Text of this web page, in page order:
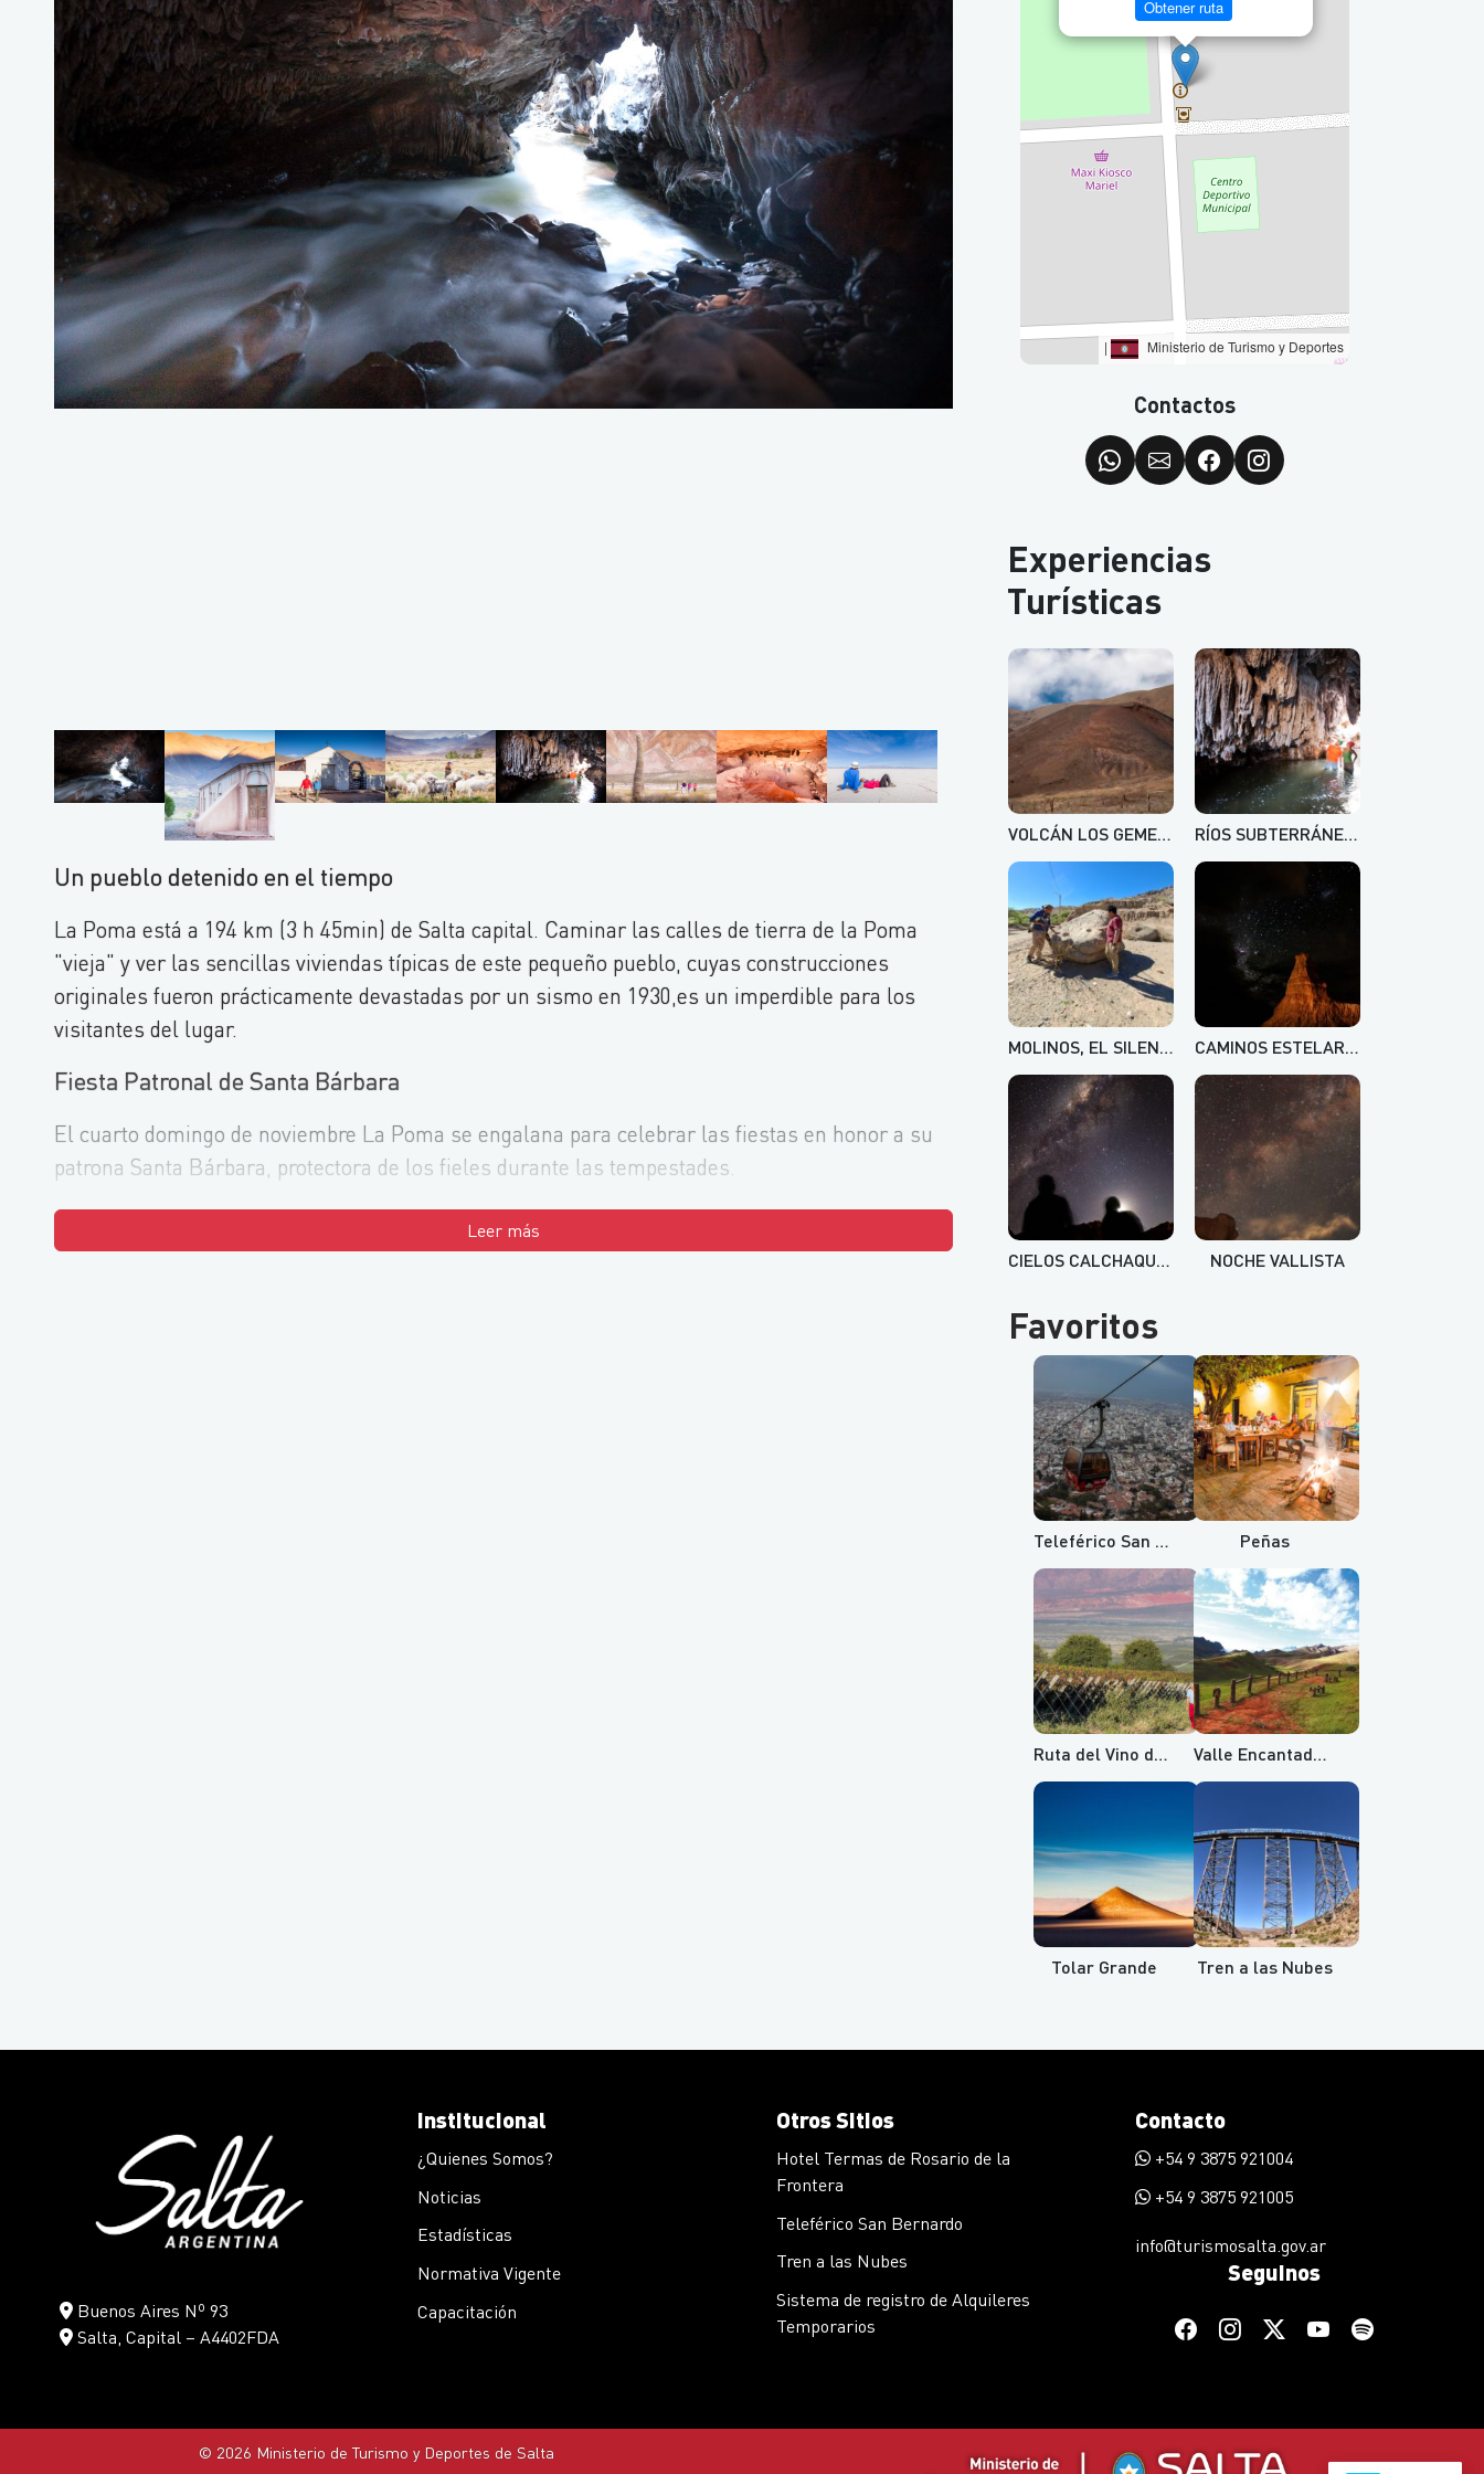
Un pueblo detenido en el tiempo
La Poma está a 194 km (3 h 45min) de Salta capital. Caminar las calles de tierra de la Poma
"vieja" y ver las sencillas viviendas típicas de este pequeño pueblo, cuyas construcciones
originales fueron prácticamente devastadas por un sismo en 1930,es un imperdible para los
visitantes del lugar.
Fiesta Patronal de Santa Bárbara
El cuarto domingo de noviembre La Poma se engalana para celebrar las fiestas en honor a su
patrona Santa Bárbara, protectora de los fieles durante las tempestades.
Leer más
Obtener ruta
| Ministerio de Turismo y Deportes
Contactos
Experiencias
Turísticas
VOLCÁN LOS GEMELOS RÍOS SUBTERRÁNEOS CON MINI TREKKING
MOLINOS, EL SILENCIO DE LA HISTORIA CAMINOS ESTELARES
CIELOS CALCHAQUÍES NOCHE VALLISTA
Favoritos
Teleférico San Bernardo y Cerro Aladelta Peñas
Ruta del Vino de Altura Valle Encantado, Cuesta del Obispo y Recta del Tin Tin
Tolar Grande Tren a las Nubes
Buenos Aires Nº 93
Salta, Capital – A4402FDA
Institucional
¿Quienes Somos?
Noticias
Estadísticas
Normativa Vigente
Capacitación
Otros Sitios
Hotel Termas de Rosario de la
Frontera
Teleférico San Bernardo
Tren a las Nubes
Sistema de registro de Alquileres
Temporarios
Contacto
+54 9 3875 921004
+54 9 3875 921005
info@turismosalta.gov.ar
Seguinos
© 2026 Ministerio de Turismo y Deportes de Salta